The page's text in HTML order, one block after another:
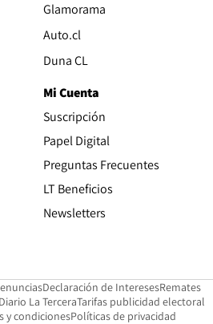
Glamorama
Auto.cl
Duna CL
window
Mi Cuenta
Suscripción
Papel Digital
Preguntas Frecuentes
LT Beneficios
Newsletters
Opens in new window
Declaración de InteresesOpens in
Remates
window
La TerceraOpens in new window
Tarifas publicidad electoral
new window
y condicionesPolíticas de privacidad